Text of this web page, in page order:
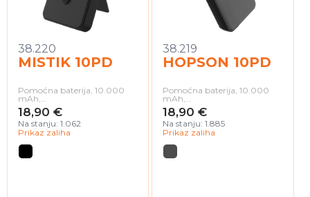
38.220
MISTIK 10PD
Pomoćna baterija, 10.000
mAh,…
18,90 €
Na stanju: 1.062
Prikaz zaliha
38.219
HOPSON 10PD
Pomoćna baterija, 10.000
mAh,…
18,90 €
Na stanju: 1.885
Prikaz zaliha